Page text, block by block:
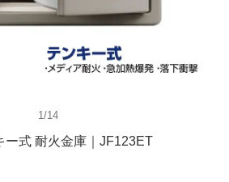
1/14
ー式 耐火金庫｜JF123ET